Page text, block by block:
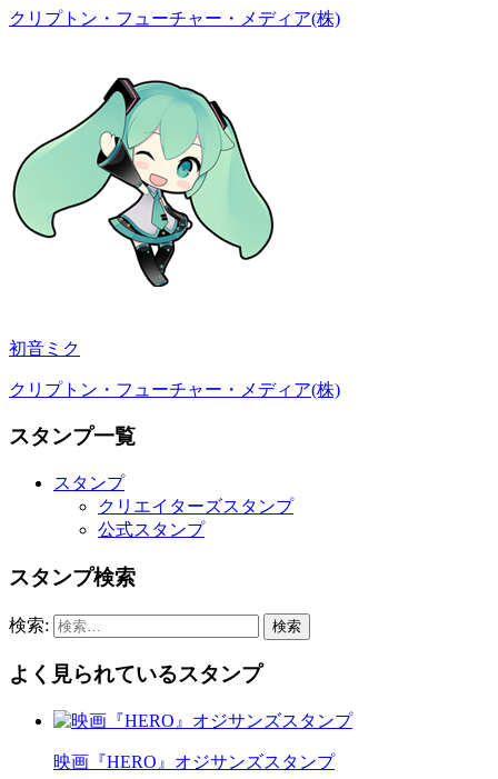
クリプトン・フューチャー・メディア(株)
初音ミク
クリプトン・フューチャー・メディア(株)
スタンプ一覧
スタンプ
クリエイターズスタンプ
公式スタンプ
スタンプ検索
検索:
よく見られているスタンプ
映画『HERO』オジサンズスタンプ